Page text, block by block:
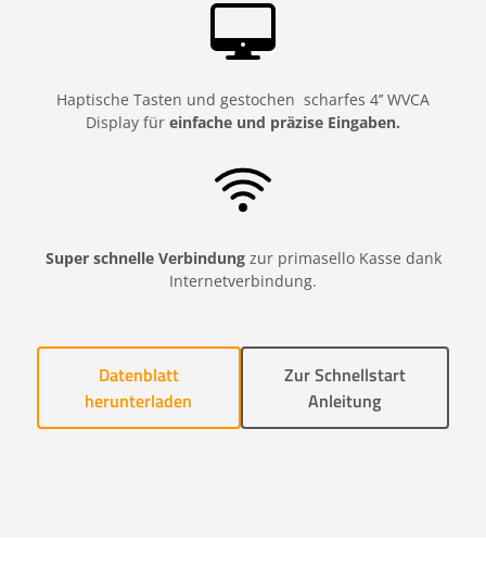
Haptische Tasten und gestochen scharfes 4’’ WVCA
Display für einfache und präzise Eingaben.
Super schnelle Verbindungzur primasello Kasse dank
Internetverbindung.
Datenblatt
herunterladen
Zur Schnellstart
Anleitung